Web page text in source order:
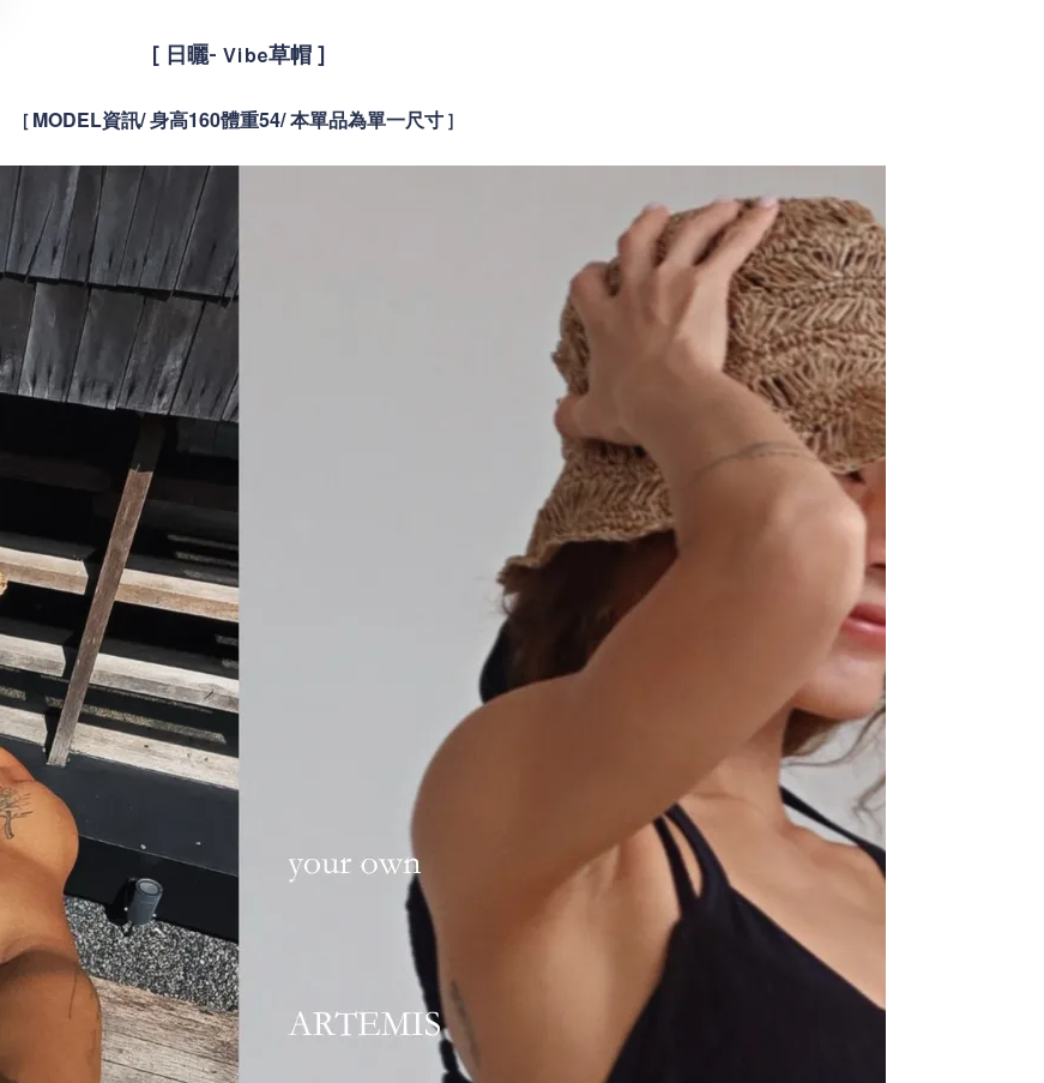
[ 日曬- Vibe草帽 ]
[MODEL資訊/ 身高160體重54/本單品為單一尺寸 ]